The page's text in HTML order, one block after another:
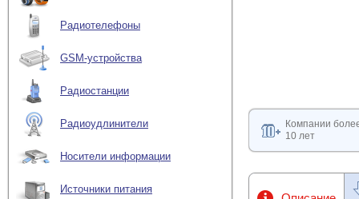
Радиотелефоны
GSM-устройства
Радиостанции
Радиоудлинители
Носители информации
Источники питания
Компании
10 лет